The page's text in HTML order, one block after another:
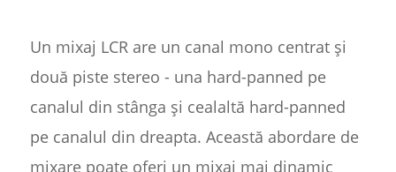
Un mixaj LCR are un canal mono centrat și
două piste stereo - una hard-panned pe
canalul din stânga și cealaltă hard-panned
pe canalul din dreapta. Această abordare de
mixare poate oferi un mixaj mai dinamic